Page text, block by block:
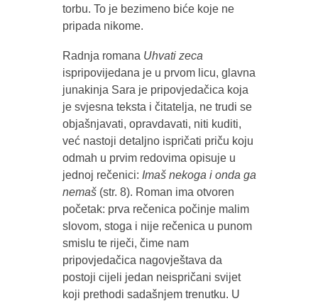
torbu. To je bezimeno biće koje ne
pripada nikome.
Radnja romana Uhvati zeca
ispripovijedana je u prvom licu, glavna
junakinja Sara je pripovjedačica koja
je svjesna teksta i čitatelja, ne trudi se
objašnjavati, opravdavati, niti kuditi,
već nastoji detaljno ispričati priču koju
odmah u prvim redovima opisuje u
jednoj rečenici: Imaš nekoga i onda ga
nemaš(str. 8). Roman ima otvoren
početak: prva rečenica počinje malim
slovom, stoga i nije rečenica u punom
smislu te riječi, čime nam
pripovjedačica nagovještava da
postoji cijeli jedan neispričani svijet
koji prethodi sadašnjem trenutku. U